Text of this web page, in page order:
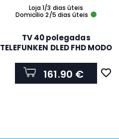
Loja 1/3 dias úteis
Domicílio 2/5 dias úteis
TV 40 polegadas
TELEFUNKEN DLED FHD MODO
161.90 €